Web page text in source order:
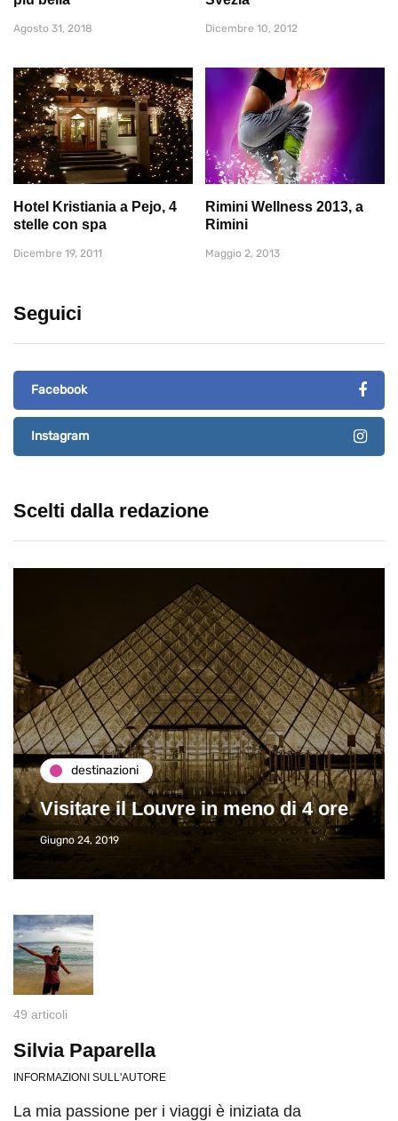
Agosto 31, 2018 Dicembre 10, 2012
Hotel Kristiania a Pejo, 4
stelle con spa
Dicembre 19, 2011
Rimini Wellness 2013, a
Rimini
Maggio 2, 2013
Seguici
Facebook
Instagram
Scelti dalla redazione
destinazioni
Visitare il Louvre in meno di 4 ore
Giugno 24, 2019
49 articoli
Silvia Paparella
INFORMAZIONI SULL'AUTORE
La mia passione per i viaggi è iniziata da